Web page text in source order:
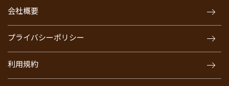
会社概要
プライバシーポリシー
利用規約